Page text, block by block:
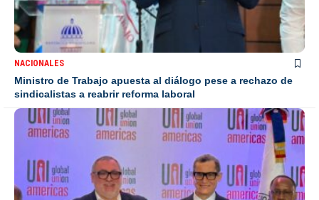
NACIONALES
Ministro de Trabajo apuesta al diálogo pese a rechazo de
sindicalistas a reabrir reforma laboral